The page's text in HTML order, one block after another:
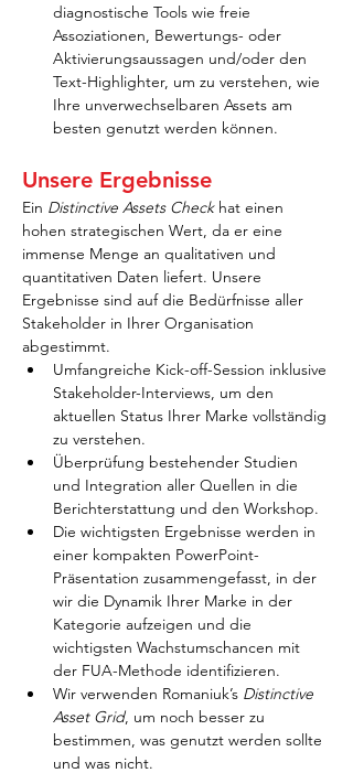
diagnostische Tools wie freie
Assoziationen, Bewertungs- oder
Aktivierungsaussagen und/oder den
Text-Highlighter, um zu verstehen, wie
Ihre unverwechselbaren Assets am
besten genutzt werden können.
Unsere Ergebnisse
Ein Distinctive Assets Check hat einen
hohen strategischen Wert, da er eine
immense Menge an qualitativen und
quantitativen Daten liefert. Unsere
Ergebnisse sind auf die Bedürfnisse aller
Stakeholder in Ihrer Organisation
abgestimmt.
Umfangreiche Kick-off-Session inklusive
Stakeholder-Interviews, um den
aktuellen Status Ihrer Marke vollständig
zu verstehen.
Überprüfung bestehender Studien
und Integration aller Quellen in die
Berichterstattung und den Workshop.
Die wichtigsten Ergebnisse werden in
einer kompakten PowerPoint-
Präsentation zusammengefasst, in der
wir die Dynamik Ihrer Marke in der
Kategorie aufzeigen und die
wichtigsten Wachstumschancen mit
der FUA-Methode identifizieren.
Wir verwenden Romaniuk’s Distinctive
Asset Grid, um noch besser zu
bestimmen, was genutzt werden sollte
und was nicht.